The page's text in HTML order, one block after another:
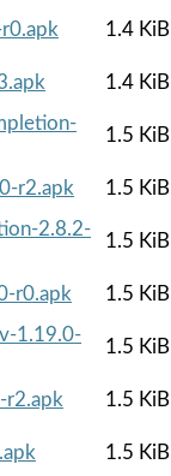
1.4 KiB
1.4 KiB
1.5 KiB
r2.apk
1.5 KiB
2.8.2-
1.5 KiB
r0.apk
1.5 KiB
1.19.0-
1.5 KiB
1.5 KiB
1.5 KiB